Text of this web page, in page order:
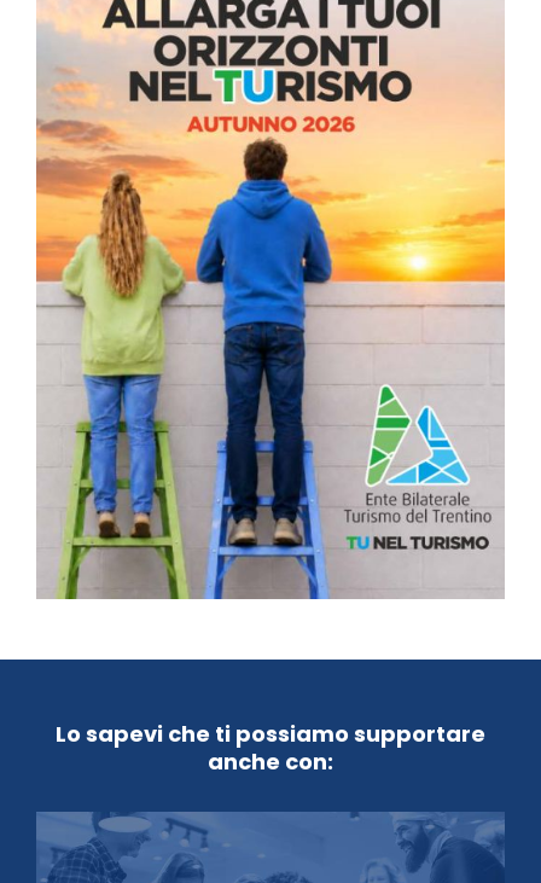
Lo sapevi che ti possiamo supportare
anche con: